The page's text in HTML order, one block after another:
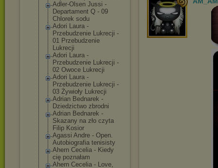
Adler-Olsen Jussi -
Departament Q - 09
Chlorek sodu
Adori Laura -
Przebudzenie Lukrecji -
01 Przebudzenie
Lukrecji
Adori Laura -
Przebudzenie Lukrecji -
02 Owoce Lukrecji
Adori Laura -
Przebudzenie Lukrecji -
03 Żywioły Lukrecji
Adrian Bednarek -
Dziedzictwo zbrodni
Adrian Bednarek -
Skazany na zło czyta
Filip Kosior
Agassi Andre - Open.
Autobiografia tenisisty
Ahern Cecelia - Kiedy
cię poznałam
Ahern Cecelia - Love,